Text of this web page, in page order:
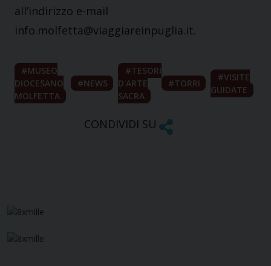
all’indirizzo e-mail
info.molfetta@viaggiareinpuglia.it.
MUSEO
DIOCESANO
MOLFETTA
NEWS
TESORI
D'ARTE
SACRA
TORRI
VISITE
GUIDATE
CONDIVIDI SU